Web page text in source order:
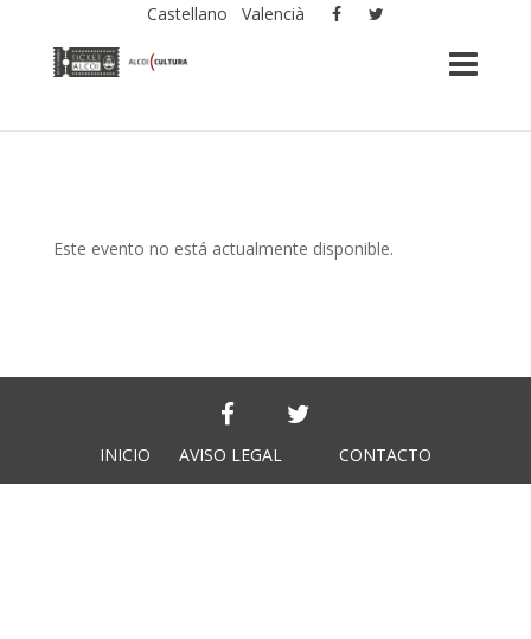
Castellano Valencià
Este evento no está actualmente disponible.
INICIO AVISO LEGAL CONTACTO